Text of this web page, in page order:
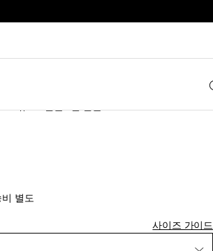
price
비 별도
사이즈 가이드
위시리스트에 추가